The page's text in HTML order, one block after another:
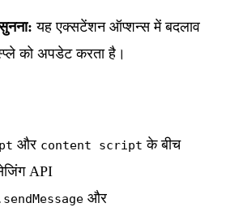
यह एक्सटेंशन ऑप्शन्स में बदलाव
को अपडेट करता है।
और content script के बीच
API
और